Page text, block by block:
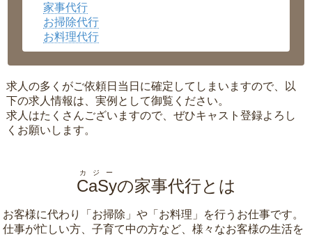
家事代行
お掃除代行
お料理代行
求人の多くがご依頼日当日に確定してしまいますので、以
下の求人情報は、実例として御覧ください。
求人はたくさんございますので、ぜひキャスト登録よろし
くお願いします。
CaSy
カジー
の家事代行とは
お客様に代わり「 お掃除 」や「 お料理 」を行うお仕事です。
仕事が忙しい方、子育て中の方など、様々なお客様の生活を